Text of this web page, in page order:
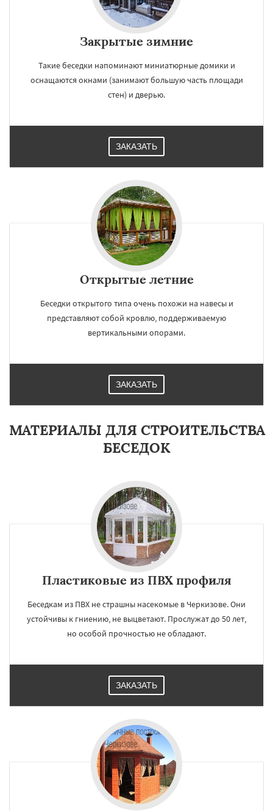
Закрытые зимние
Такие беседки напоминают миниатюрные домики и
оснащаются окнами (занимают большую часть площади
стен) и дверью.
ЗАКАЗАТЬ
Открытые летние
Беседки открытого типа очень похожи на навесы и
представляют собой кровлю, поддерживаемую
вертикальными опорами.
ЗАКАЗАТЬ
МАТЕРИАЛЫ ДЛЯ СТРОИТЕЛЬСТВА
БЕСЕДОК
Пластиковые из ПВХ профиля
Беседкам из ПВХ не страшны насекомые в Черкизове. Они
устойчивы к гниению, не выцветают. Прослужат до 50 лет,
но особой прочностью не обладают.
ЗАКАЗАТЬ